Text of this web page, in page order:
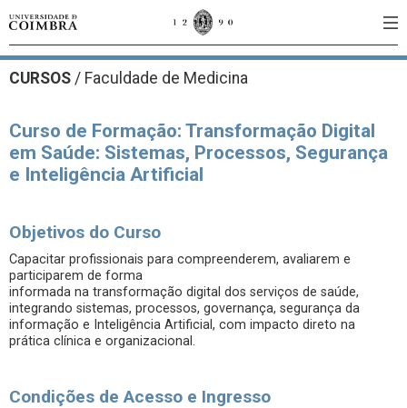
CURSOS / Faculdade de Medicina
Curso de Formação: Transformação Digital
em Saúde: Sistemas, Processos, Segurança
e Inteligência Artificial
Objetivos do Curso
Capacitar profissionais para compreenderem, avaliarem e
participarem de forma
informada na transformação digital dos serviços de saúde,
integrando sistemas, processos, governança, segurança da
informação e Inteligência Artificial, com impacto direto na
prática clínica e organizacional.
Condições de Acesso e Ingresso